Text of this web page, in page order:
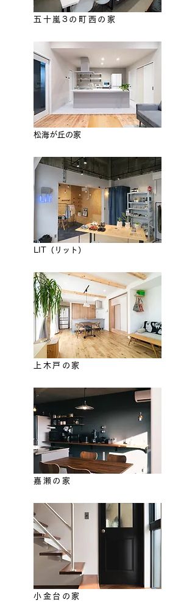
五十嵐3の町西の家​
松海が丘の家​​
​LIT（リット​）
上木戸の家
嘉瀬の家
小金台の家